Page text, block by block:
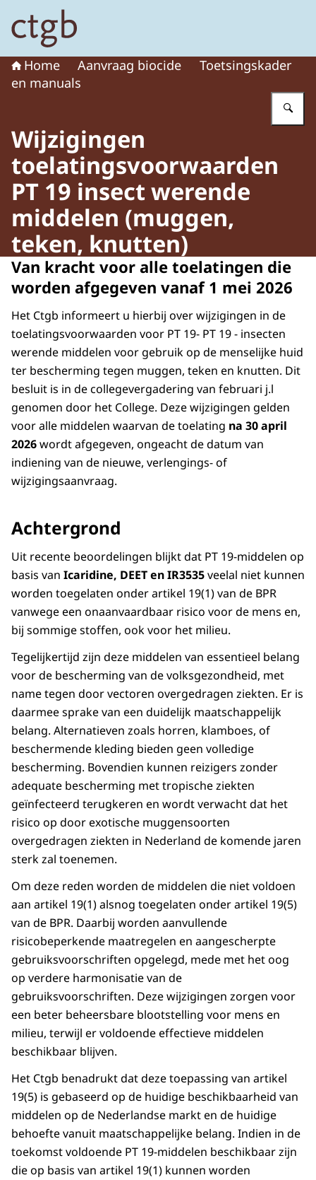
Naar de homepage van College voor de toelating van
Home Aanvraag biocide
Toetsingskader
en manuals
Wijzigingen
toelatingsvoorwaarden
PT 19 insect werende
middelen (muggen,
teken, knutten)
Van kracht voor alle toelatingen die
worden afgegeven vanaf 1 mei 2026
Het Ctgb informeert u hierbij over wijzigingen in de
toelatingsvoorwaarden voor PT 19- PT 19 - insecten
werende middelen voor gebruik op de menselijke huid
ter bescherming tegen muggen, teken en knutten. Dit
besluit is in de collegevergadering van februari j.l
genomen door het College. Deze wijzigingen gelden
voor alle middelen waarvan de toelating na 30 april
2026wordt afgegeven, ongeacht de datum van
indiening van de nieuwe, verlengings- of
wijzigingsaanvraag.
Achtergrond
Uit recente beoordelingen blijkt dat PT 19-middelen op
basis van Icaridine, DEET en IR3535veelal niet kunnen
worden toegelaten onder artikel 19(1) van de BPR
vanwege een onaanvaardbaar risico voor de mens en,
bij sommige stoffen, ook voor het milieu.
Tegelijkertijd zijn deze middelen van essentieel belang
voor de bescherming van de volksgezondheid, met
name tegen door vectoren overgedragen ziekten. Er is
daarmee sprake van een duidelijk maatschappelijk
belang. Alternatieven zoals horren, klamboes, of
beschermende kleding bieden geen volledige
bescherming. Bovendien kunnen reizigers zonder
adequate bescherming met tropische ziekten
geïnfecteerd terugkeren en wordt verwacht dat het
risico op door exotische muggensoorten
overgedragen ziekten in Nederland de komende jaren
sterk zal toenemen.
Om deze reden worden de middelen die niet voldoen
aan artikel 19(1) alsnog toegelaten onder artikel 19(5)
van de BPR. Daarbij worden aanvullende
risicobeperkende maatregelen en aangescherpte
gebruiksvoorschriften opgelegd, mede met het oog
op verdere harmonisatie van de
gebruiksvoorschriften. Deze wijzigingen zorgen voor
een beter beheersbare blootstelling voor mens en
milieu, terwijl er voldoende effectieve middelen
beschikbaar blijven.
Het Ctgb benadrukt dat deze toepassing van artikel
19(5) is gebaseerd op de huidige beschikbaarheid van
middelen op de Nederlandse markt en de huidige
behoefte vanuit maatschappelijke belang. Indien in de
toekomst voldoende PT 19-middelen beschikbaar zijn
die op basis van artikel 19(1) kunnen worden